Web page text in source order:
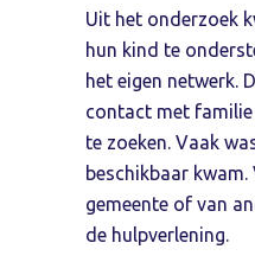
Uit het onderzoek
hun kind te
het eigen netwerk.
contact met familie
te zoeken. Vaak
beschikbaar
gemeente of van
de hulpverlening.